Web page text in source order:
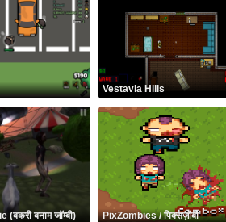
Vestavia Hills
बनाम जॉम्बी) PixZombies / पिक्सज़ोंबी